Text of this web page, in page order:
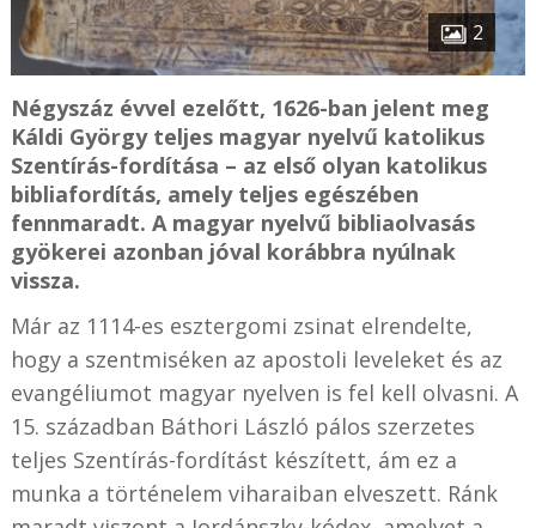
2
Négyszáz évvel ezelőtt, 1626-ban jelent meg
Káldi György teljes magyar nyelvű katolikus
Szentírás-fordítása – az első olyan katolikus
bibliafordítás, amely teljes egészében
fennmaradt. A magyar nyelvű bibliaolvasás
gyökerei azonban jóval korábbra nyúlnak
vissza.
Már az 1114-es esztergomi zsinat elrendelte,
hogy a szentmiséken az apostoli leveleket és az
evangéliumot magyar nyelven is fel kell olvasni. A
15. században Báthori László pálos szerzetes
teljes Szentírás-fordítást készített, ám ez a
munka a történelem viharaiban elveszett. Ránk